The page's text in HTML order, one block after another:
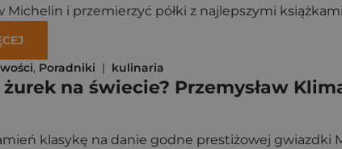
i przemierzyć półki z najlepszymi
, Poradniki | kulinaria
na świecie? Przemysław
klasykę na danie godne prestiżowej gwiazdki